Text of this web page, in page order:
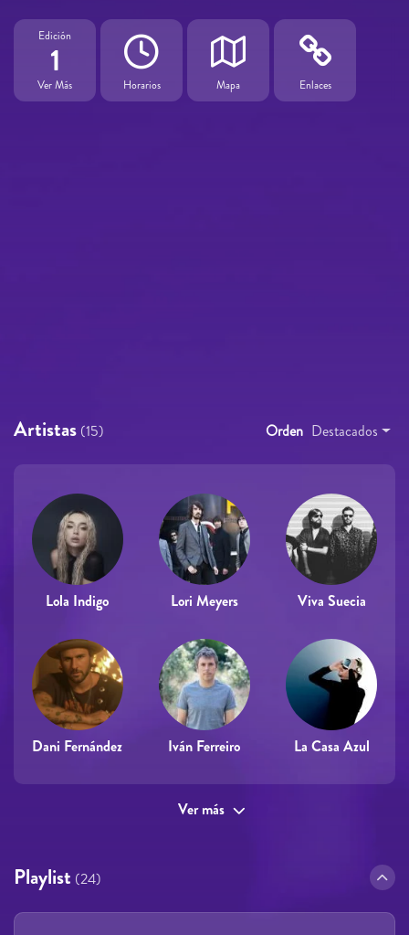
Edición
1
Ver Más Horarios Mapa Enlaces
Artistas (15) Orden Destacados
Lola Indigo Lori Meyers Viva Suecia
Dani Fernández Iván Ferreiro La Casa Azul
Ver más
Playlist (24)